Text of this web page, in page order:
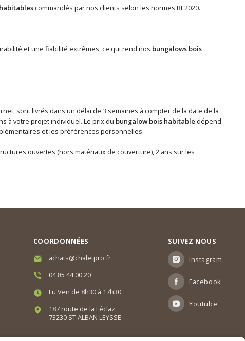
commandés par nos clients selon les normes RE2020.
et une fiabilité extrêmes, ce qui rend nos bungalows bois
sont livrés dans un délai de 3 semaines à compter de la date de la
à votre projet individuel. Le prix du bungalow bois habitable dépend
et les préférences personnelles.
ouvertes (hors matériaux de couverture), 2 ans sur les
COORDONNÉES
achats@chaletpro.fr
04 85 44 00 20
Lu Ven de 8h30 à 17h30
187 route de la Féclaz,
73230 ST ALBAN LEYSSE
SUIVEZ NOUS
Instagram
Facebook
Youtube